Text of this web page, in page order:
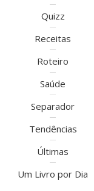
Quizz
Receitas
Roteiro
Saúde
Separador
Tendências
Últimas
Um Livro por Dia